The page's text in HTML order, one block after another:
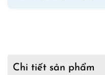
Chi tiết sản phẩm